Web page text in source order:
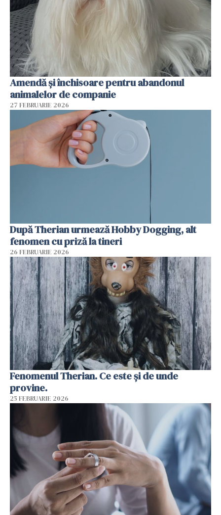
Amendă și închisoare pentru abandonul
animalelor de companie
27 FEBRUARIE 2026
După Therian urmează Hobby Dogging, alt
fenomen cu priză la tineri
26 FEBRUARIE 2026
Fenomenul Therian. Ce este și de unde
provine.
25 FEBRUARIE 2026